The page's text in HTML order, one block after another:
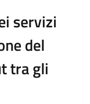
servizi
del
tra gli